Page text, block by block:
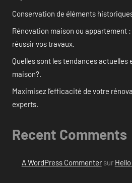
Conservation de éléments
Rénovation maison ou appartement
réussir vos travaux.
Quelles sont les tendances actuelles
maison?.
Maximisez l’efficacité de votre
experts.
Recent Comments
A WordPress Commentersur